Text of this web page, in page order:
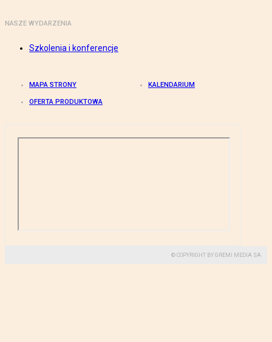
NASZE WYDARZENIA
Szkolenia i konferencje
MAPA STRONY KALENDARIUM
OFERTA PRODUKTOWA
© COPYRIGHT BY GREMI MEDIA SA